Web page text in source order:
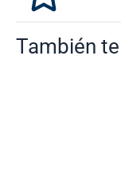
También